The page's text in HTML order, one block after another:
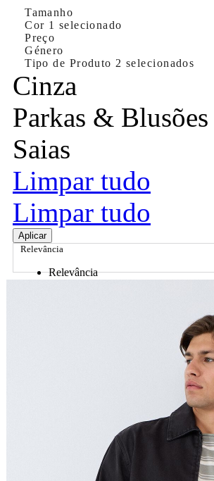
Tamanho
Cor 1 selecionado
Preço
Género
Tipo de Produto 2 selecionados
Cinza
Parkas & Blusões
Saias
Limpar tudo
Limpar tudo
Aplicar
Relevância
Relevância
Nome do Produto A - Z
Nome do Produto Z - A